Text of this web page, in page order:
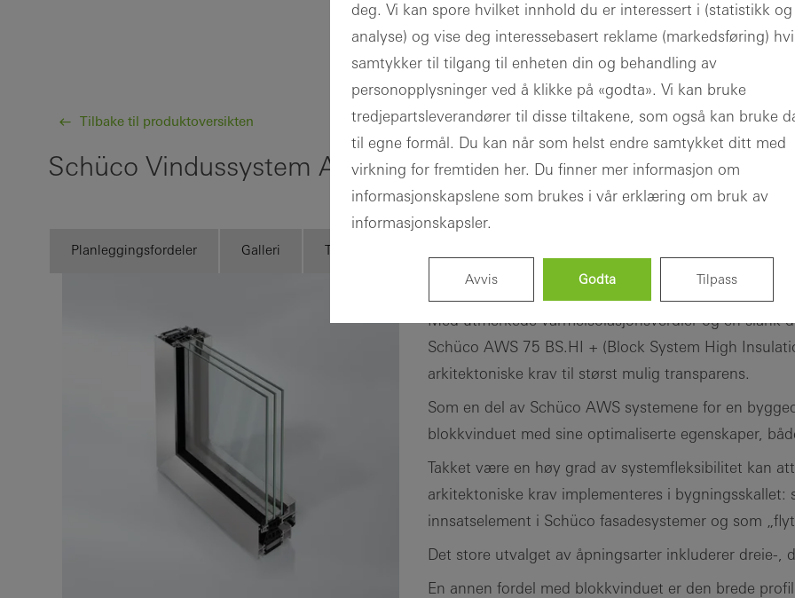
Fordelene for
deg som
registrert
arkitekt
Oppdag Min
Tilbake til produktoversikten
Schüco Vindussystem AWS 75 BS.HI+
Planleggingsfordeler Galleri Teknisk informasjon
Høyisolert blokkvindu med skjult
Med utmerkede varmeisolasjonsverdier og en slank
Schüco AWS 75 BS.HI + (Block System High
arkitektoniske krav til størst mulig transparens.
Som en del av Schüco AWS systemene for en
blokkvinduet med sine optimaliserte egenskaper,
Takket være en høy grad av systemfleksibilitet kan
arkitektoniske krav implementeres i
innsatselement i Schüco fasadesystemer og som
Det store utvalget av åpningsarter inkluderer dreie-
En annen fordel med blokkvinduet er den brede
deg. Vi kan spore hvilket innhold du er interessert i (statistikk og
analyse) og vise deg interessebasert reklame (markedsføring)
samtykker til tilgang til enheten din og behandling av
personopplysninger ved å klikke på «godta». Vi kan bruke
tredjepartsleverandører til disse tiltakene, som også kan bruke
til egne formål. Du kan når som helst endre samtykket ditt med
virkning for fremtiden her. Du finner mer informasjon om
informasjonskapslene som brukes i vår erklæring om bruk av
informasjonskapsler.
Avvis Godta Tilpass